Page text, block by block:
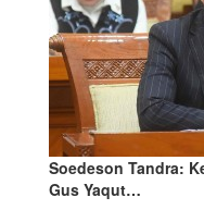
Soedeson Tandra:
Gus Yaqut…